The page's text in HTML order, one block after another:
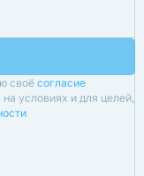
своё согласие
на условиях и для целей,